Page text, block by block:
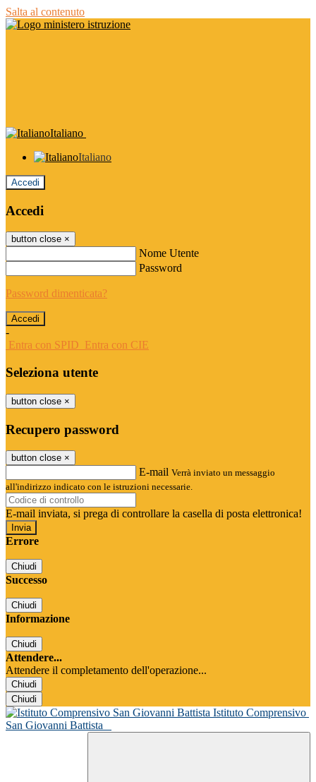
Salta al contenuto
Italiano
Italiano
Accedi
Accedi
button close ×
Nome Utente
Password
Password dimenticata?
-
Entra con SPID Entra con CIE
Seleziona utente
button close ×
Recupero password
button close ×
E-mail Verrà inviato un messaggio
all'indirizzo indicato con le istruzioni necessarie.
E-mail inviata, si prega di controllare la casella di posta elettronica!
Errore
Chiudi
Successo
Chiudi
Informazione
Chiudi
Attendere...
Attendere il completamento dell'operazione...
Chiudi
Chiudi
Istituto Comprensivo
San Giovanni Battista